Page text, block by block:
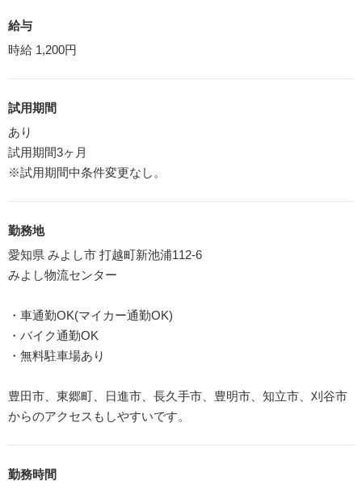
給与
時給 1,200円
試用期間
あり
試用期間3ヶ月
※試用期間中条件変更なし。
勤務地
愛知県 みよし市 打越町新池浦112-6
みよし物流センター
・車通勤OK(マイカー通勤OK)
・バイク通勤OK
・無料駐車場あり
豊田市、東郷町、日進市、長久手市、豊明市、知立市、刈谷市
からのアクセスもしやすいです。
勤務時間